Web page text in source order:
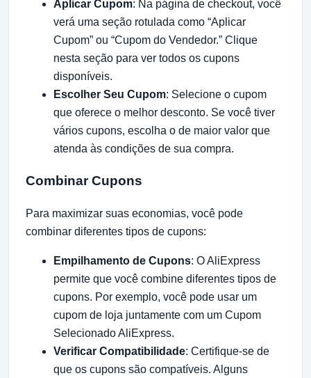
Aplicar Cupom: Na página de checkout, você
verá uma seção rotulada como “Aplicar
Cupom” ou “Cupom do Vendedor.” Clique
nesta seção para ver todos os cupons
disponíveis.
Escolher Seu Cupom: Selecione o cupom
que oferece o melhor desconto. Se você tiver
vários cupons, escolha o de maior valor que
atenda às condições de sua compra.
Combinar Cupons
Para maximizar suas economias, você pode
combinar diferentes tipos de cupons:
Empilhamento de Cupons: O AliExpress
permite que você combine diferentes tipos de
cupons. Por exemplo, você pode usar um
cupom de loja juntamente com um Cupom
Selecionado AliExpress.
Verificar Compatibilidade: Certifique-se de
que os cupons são compatíveis. Alguns